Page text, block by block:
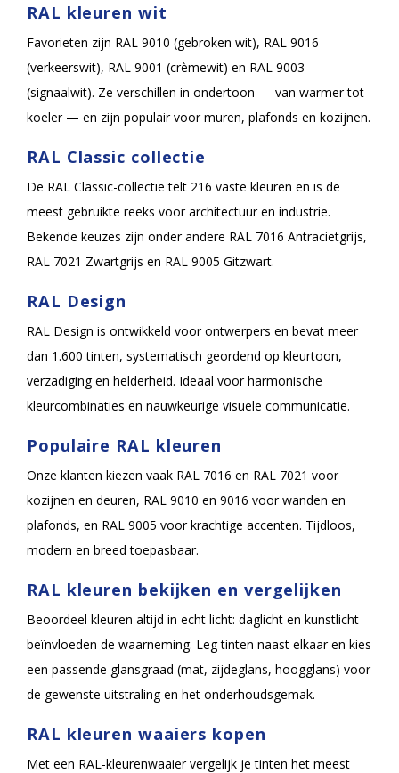
RAL kleuren wit
Favorieten zijn RAL 9010 (gebroken wit), RAL 9016
(verkeerswit), RAL 9001 (crèmewit) en RAL 9003
(signaalwit). Ze verschillen in ondertoon — van warmer tot
koeler — en zijn populair voor muren, plafonds en kozijnen.
RAL Classic collectie
De RAL Classic-collectie telt 216 vaste kleuren en is de
meest gebruikte reeks voor architectuur en industrie.
Bekende keuzes zijn onder andere RAL 7016 Antracietgrijs,
RAL 7021 Zwartgrijs en RAL 9005 Gitzwart.
RAL Design
RAL Design is ontwikkeld voor ontwerpers en bevat meer
dan 1.600 tinten, systematisch geordend op kleurtoon,
verzadiging en helderheid. Ideaal voor harmonische
kleurcombinaties en nauwkeurige visuele communicatie.
Populaire RAL kleuren
Onze klanten kiezen vaak RAL 7016 en RAL 7021 voor
kozijnen en deuren, RAL 9010 en 9016 voor wanden en
plafonds, en RAL 9005 voor krachtige accenten. Tijdloos,
modern en breed toepasbaar.
RAL kleuren bekijken en vergelijken
Beoordeel kleuren altijd in echt licht: daglicht en kunstlicht
beïnvloeden de waarneming. Leg tinten naast elkaar en kies
een passende glansgraad (mat, zijdeglans, hoogglans) voor
de gewenste uitstraling en het onderhoudsgemak.
RAL kleuren waaiers kopen
Met een RAL-kleurenwaaier vergelijk je tinten het meest